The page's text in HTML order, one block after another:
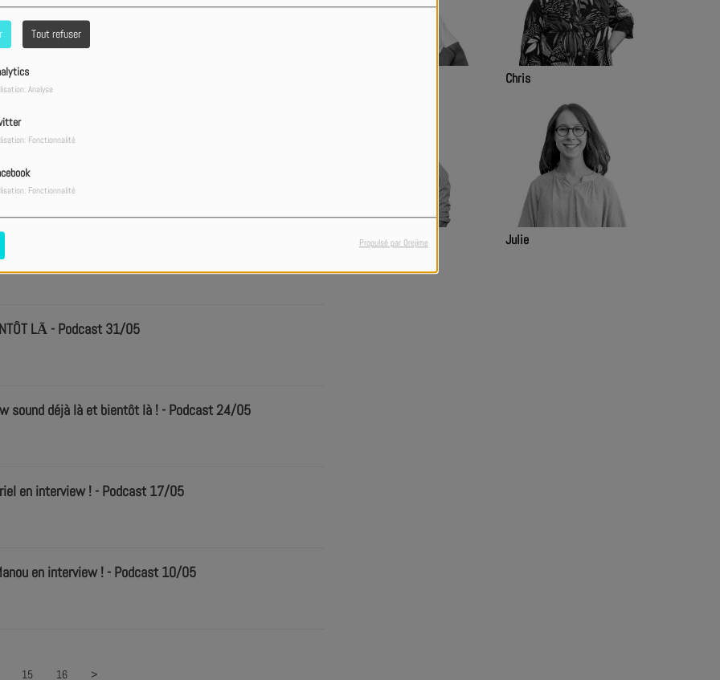
Tout refuser
Analyse
Fonctionnalité
Fonctionnalité
Propulsé par Orejime
Bastrash ! - Podcast 28/06
! - Podcast 21/06
14/06
07/06
LĀ - Podcast 31/05
sound déjà là et bientôt là ! - Podcast 24/05
en interview ! - Podcast 17/05
en interview ! - Podcast 10/05
15 16 >
Chris
Benji Julie